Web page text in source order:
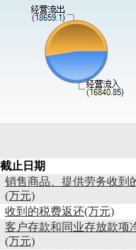
截止日期
销售商品、提供劳务收到
(万元)
收到的税费返还(万元)
客户存款和同业存放款项
(万元)